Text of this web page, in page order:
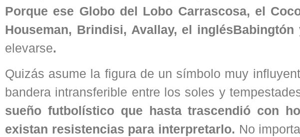
Porque ese Globo del Lobo Carrascosa, el
Houseman, Brindisi, Avallay, el inglésBabingtón
elevarse.
Quizás asume la figura de un símbolo muy
bandera intransferible entre los soles y
sueño futbolístico que hasta trascendió con
existan resistencias para interpretarlo. No